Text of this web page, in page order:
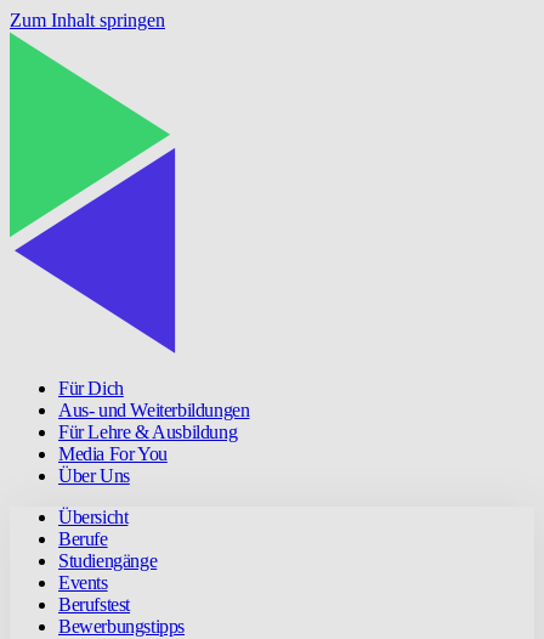
Zum Inhalt springen
Für Dich
Aus- und Weiterbildungen
Für Lehre & Ausbildung
Media For You
Über Uns
Übersicht
Berufe
Studiengänge
Events
Berufstest
Bewerbungstipps